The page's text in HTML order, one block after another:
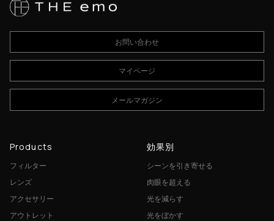
お問い合わせ
マイページ
メールマガジン
Products
フィルター
レンズ
アクセサリー
アウトレット
効果別
シーンを引き寄せる
肉眼を超える
光を減らす
光をぼかす